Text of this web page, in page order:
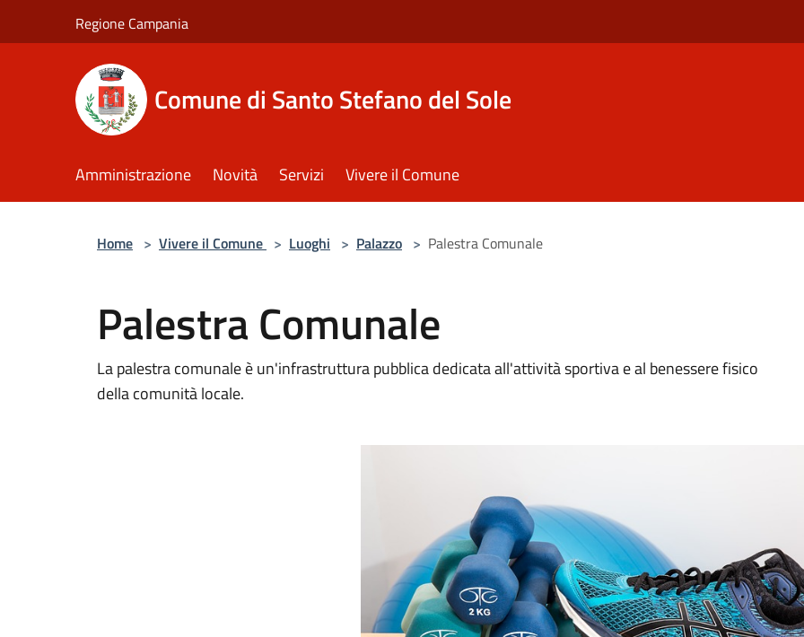
Regione Campania
Comune di Santo Stefano del Sole
Amministrazione Novità Servizi Vivere il Comune
Home > Vivere il Comune > Luoghi > Palazzo > Palestra Comunale
Palestra Comunale
La palestra comunale è un'infrastruttura pubblica dedicata all'attività sportiva e al benessere fisico
della comunità locale.